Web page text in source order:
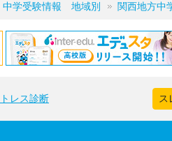
中学受験情報 地域別 関西地方中
レス診断 ス